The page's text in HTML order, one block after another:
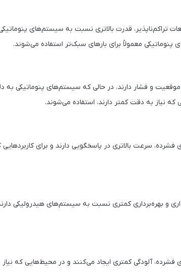
تراکم‌ناپذیر، قدرت بالاتری نسبت به سیستم‌های پنوماتیکی
معمولاً برای بارهای سبک‌تر استفاده می‌شوند.
و فشار دارند، در حالی که سیستم‌های پنوماتیکی به
که نیاز به دقت کمتر دارند، استفاده می‌شوند.
سرعت بالاتری در پاسخگویی دارند و برای کاربردهایی
و بهره‌برداری کمتری نسبت به سیستم‌های هیدرولیکی
آلودگی کمتری ایجاد می‌کنند و در محیط‌هایی که نیاز